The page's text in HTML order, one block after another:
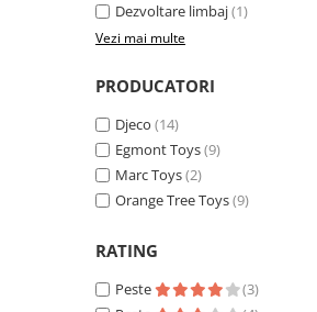
Dezvoltare limbaj(1)
Vezi mai multe
PRODUCATORI
Djeco (14)
Egmont Toys(9)
Marc Toys(2)
Orange Tree Toys(9)
RATING
Peste
(3)